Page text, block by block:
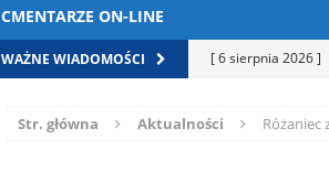
CMENTARZE ON-LINE
WAŻNE WIADOMOŚCI [ 6 sierpnia 2026 ]
AKTUALNOŚCI
Str. główna Aktualności Różaniec